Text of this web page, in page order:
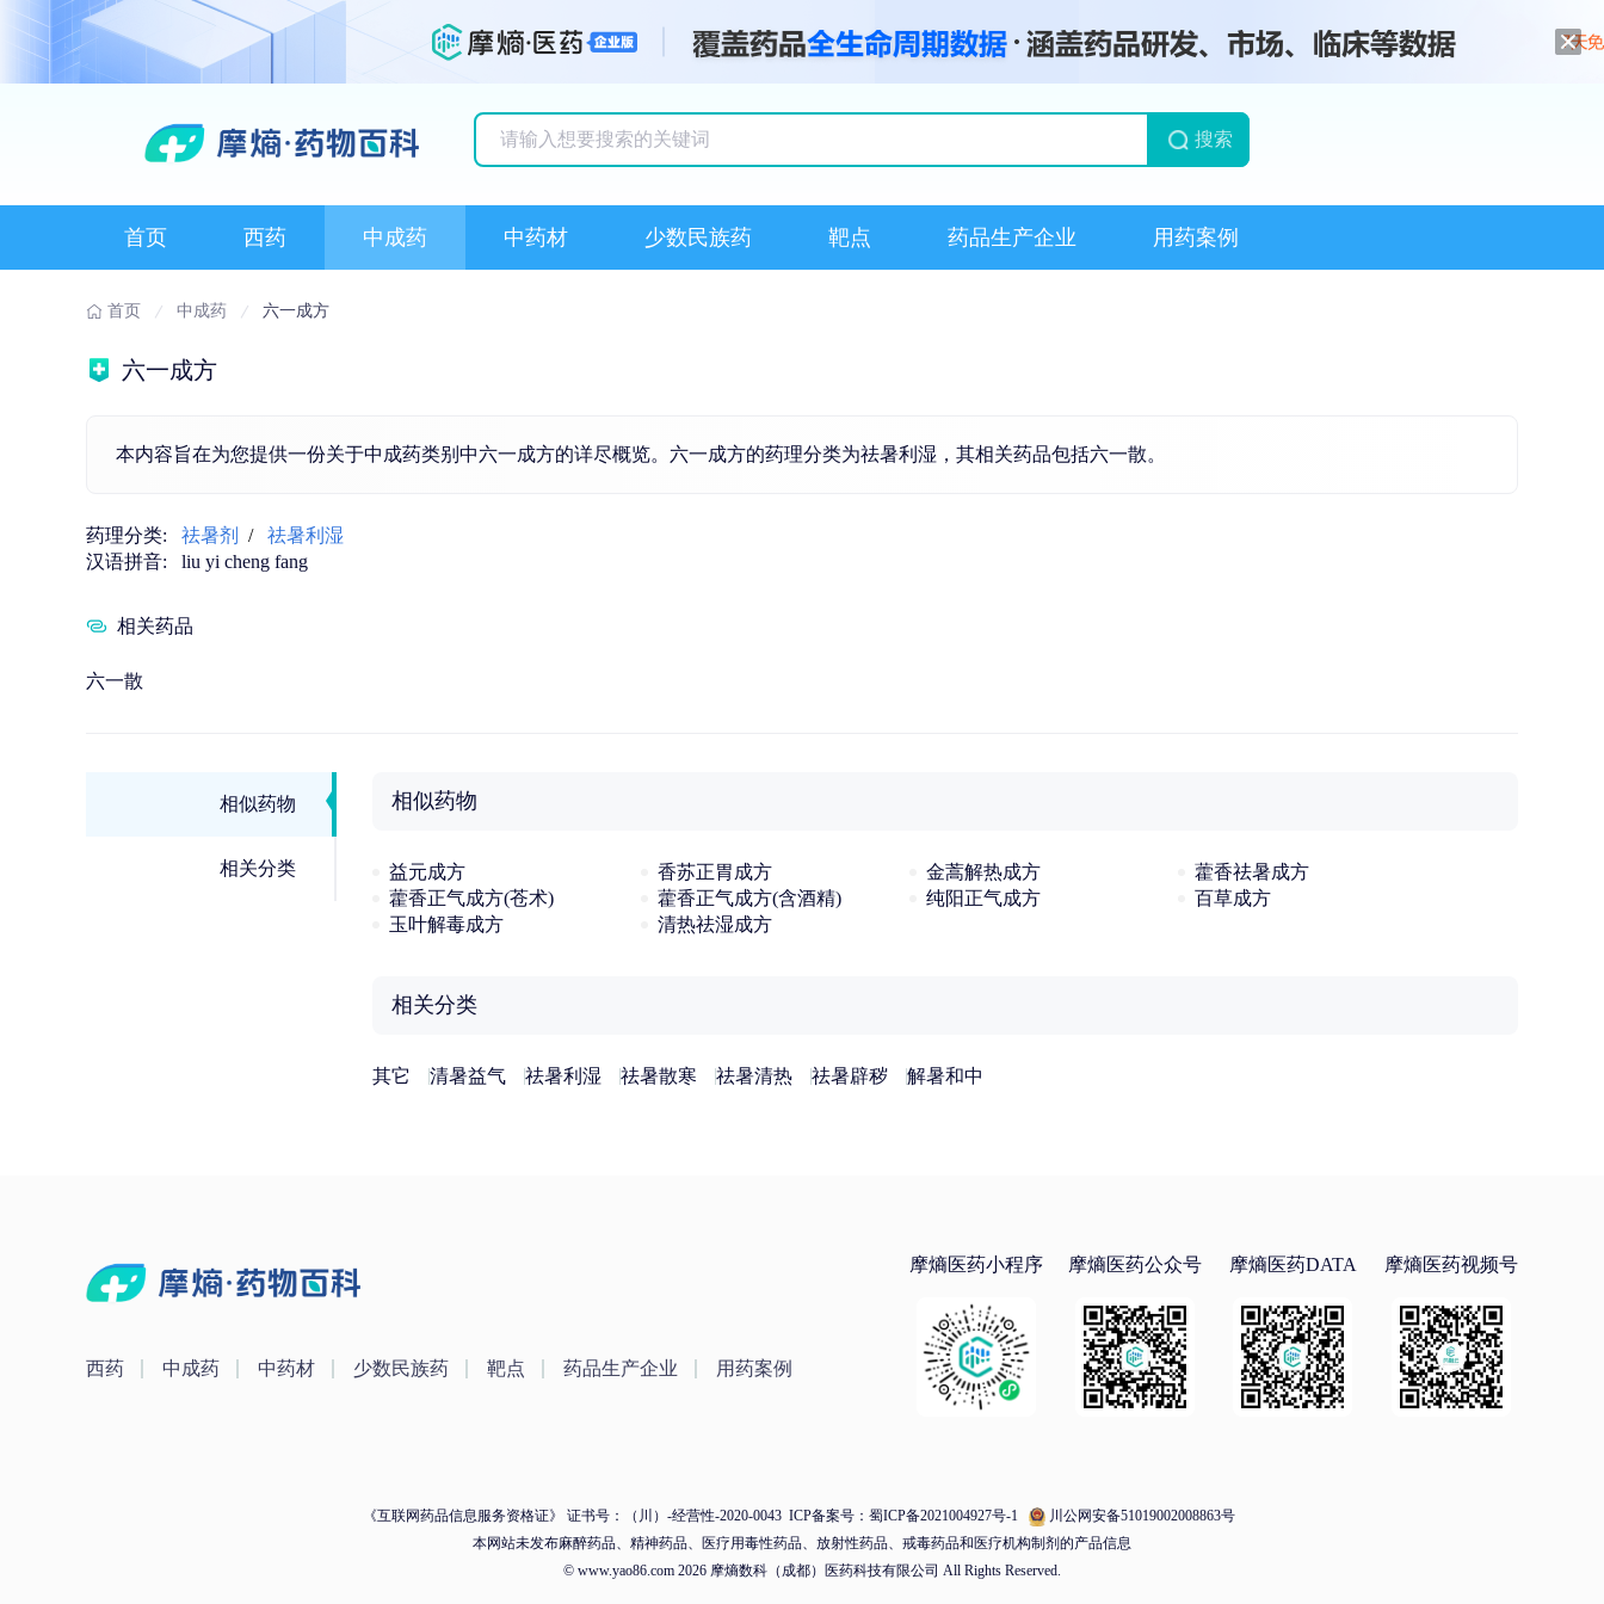
搜索
首页 西药 中成药 中药材 少数民族药 靶点 药品生产企业 用药案例
首页 中成药 六一成方
六一成方
本内容旨在为您提供一份关于中成药类别中六一成方的详尽概览。六一成方的药理分类为祛暑利湿，其相关药品包括六一散。
药理分类: 祛暑剂 /
祛暑利湿
汉语拼音:
liu yi cheng fang
相关药品
六一散
相似药物
相关分类
相似药物
益元成方 香苏正胃成方 金蒿解热成方
藿香祛暑成方
藿香正气成方(苍术)
藿香正气成方(含酒精) 纯阳正气成方
百草成方
玉叶解毒成方
清热祛湿成方
相关分类
其它 清暑益气 祛暑利湿 祛暑散寒 祛暑清热 祛暑辟秽 解暑和中
西药 中成药 中药材 少数民族药 靶点 药品生产企业 用药案例
摩熵医药小程序 摩熵医药公众号 摩熵医药DATA 摩熵医药视频号
《互联网药品信息服务资格证》 证书号：（川）-经营性-2020-0043 ICP备案号：蜀ICP备2021004927号-1
川公网安备51019002008863号
本网站未发布麻醉药品、精神药品、医疗用毒性药品、放射性药品、戒毒药品和医疗机构制剂的产品信息
© www.yao86.com 2026 摩熵数科（成都）医药科技有限公司 All Rights Reserved.